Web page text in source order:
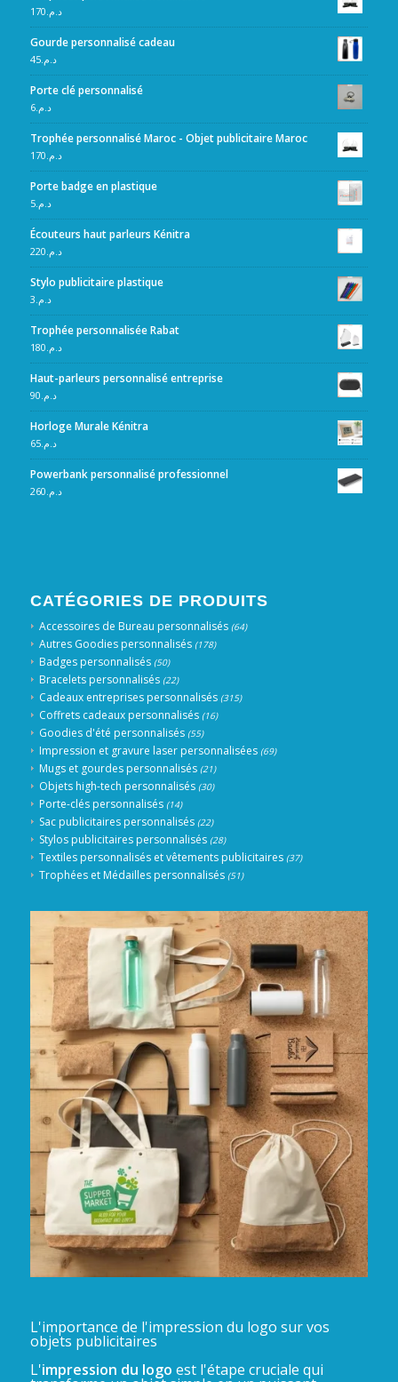
د.م. 170
Gourde personnalisé cadeau
د.م.45
Porte clé personnalisé
د.م.6
Trophée personnalisé Maroc - Objet publicitaire Maroc
د.م. 170
Porte badge en plastique
د.م.5
Écouteurs haut parleurs Kénitra
د.م. 220
Stylo publicitaire plastique
د.م. 3
Trophée personnalisée Rabat
د.م. 180
Haut-parleurs personnalisé entreprise
د.م. 90
Horloge Murale Kénitra
د.م.65
Powerbank personnalisé professionnel
د.م. 260
CATÉGORIES DE PRODUITS
Accessoires de Bureau personnalisés (64)
Autres Goodies personnalisés (178)
Badges personnalisés (50)
Bracelets personnalisés (22)
Cadeaux entreprises personnalisés (315)
Coffrets cadeaux personnalisés (16)
Goodies d'été personnalisés (55)
Impression et gravure laser personnalisées (69)
Mugs et gourdes personnalisés (21)
Objets high-tech personnalisés (30)
Porte-clés personnalisés (14)
Sac publicitaires personnalisés (22)
Stylos publicitaires personnalisés (28)
Textiles personnalisés et vêtements publicitaires (37)
Trophées et Médailles personnalisés (51)
L'importance de l'impression du logo sur vos
objets publicitaires
L'impression du logo est l'étape cruciale qui